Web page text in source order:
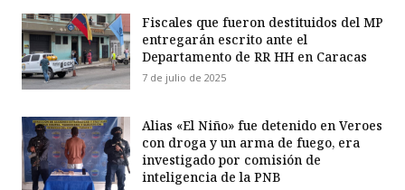
Fiscales que fueron destituidos del MP
entregarán escrito ante el
Departamento de RR HH en Caracas
7 de julio de 2025
Alias «El Niño» fue detenido en Veroes
con droga y un arma de fuego, era
investigado por comisión de
inteligencia de la PNB